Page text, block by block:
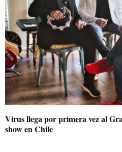
Virus llega por primera vez al
show en Chile